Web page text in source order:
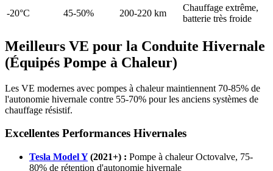
-20°C
45-50% 200-220 km
Chauffage extrême,
batterie très froide
Meilleurs VE pour la Conduite Hivernale
(Équipés Pompe à Chaleur)
Les VE modernes avec pompes à chaleur maintiennent 70-85% de
l'autonomie hivernale contre 55-70% pour les anciens systèmes de
chauffage résistif.
Excellentes Performances Hivernales
Tesla Model Y(2021+) : Pompe à chaleur Octovalve, 75-
80% de rétention d'autonomie hivernale